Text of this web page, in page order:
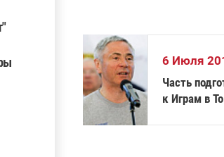
6 Июля
Часть
к Играм в